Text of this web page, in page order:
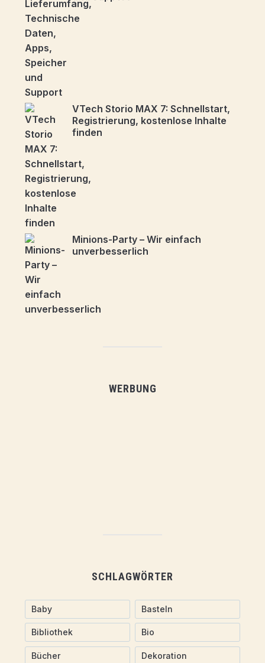
VTech Storio MAX 7: Schnellstart,
Registrierung, kostenlose Inhalte
finden
Minions-Party – Wir einfach
unverbesserlich
WERBUNG
SCHLAGWÖRTER
Baby Basteln
Bibliothek Bio
Bücher Dekoration